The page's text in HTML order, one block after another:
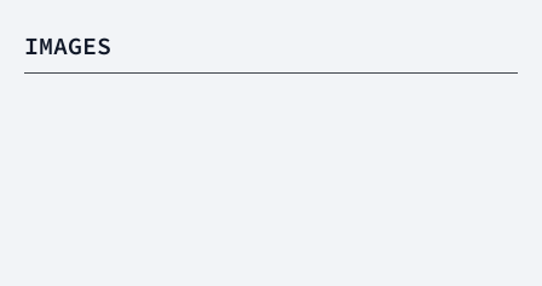
IMAGES